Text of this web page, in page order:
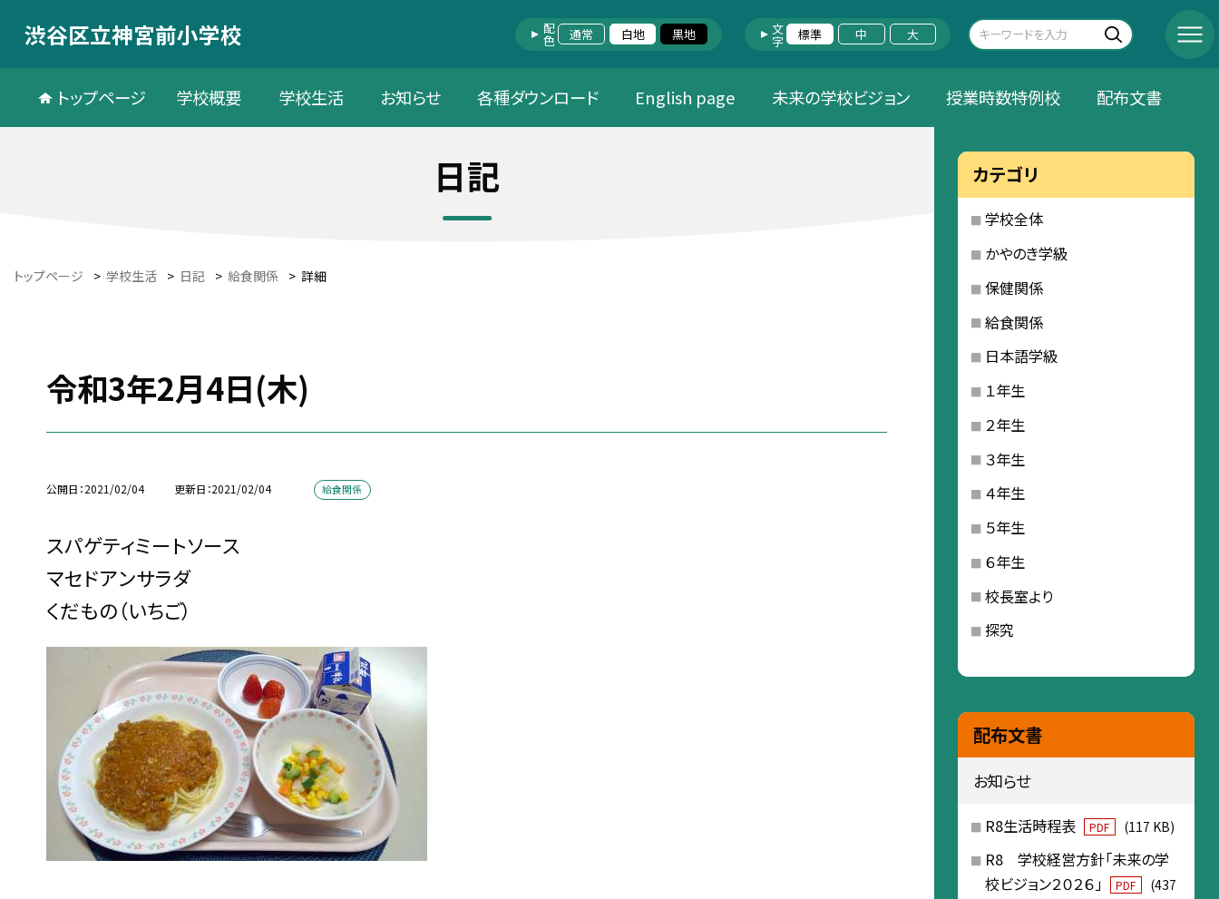
渋谷区立神宮前小学校 配色 通常 白地 黒地 文字 標準 中 大
トップページ 学校概要 学校生活 お知らせ 各種ダウンロード English page 未来の学校ビジョン 授業時数特例校 配布文書
日記
トップページ > 学校生活 > 日記 > 給食関係 > 詳細
令和3年2月4日(木)
公開日 2021/02/04 更新日 2021/02/04 給食関係
スパゲティミートソース
マセドアンサラダ
くだもの（いちご）
カテゴリ
学校全体
かやのき学級
保健関係
給食関係
日本語学級
１年生
２年生
３年生
４年生
５年生
６年生
校長室より
探究
配布文書
お知らせ
R8生活時程表 PDF (117 KB)
R8 学校経営方針「未来の学
校ビジョン２０２６」
PDF
(437